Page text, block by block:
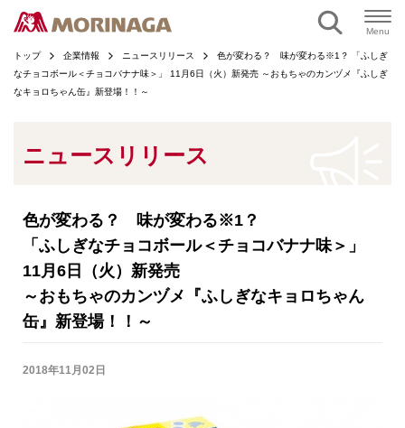
Menu
トップ 企業情報 ニュースリリース
色が変わる？ 味が変わる※1？ 「ふしぎ
なチョコボール＜チョコバナナ味＞」 11月6日（火）新発売 ～おもちゃのカンヅメ『ふしぎ
なキョロちゃん缶』新登場！！～
ニュースリリース
色が変わる？ 味が変わる※1？
「ふしぎなチョコボール＜チョコバナナ味＞」
11月6日（火）新発売
～おもちゃのカンヅメ『ふしぎなキョロちゃん
缶』新登場！！～
2018年11月02日